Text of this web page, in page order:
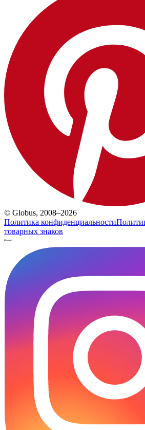
© Globus, 2008–2026
Политика конфиденциальности
товарных знаков